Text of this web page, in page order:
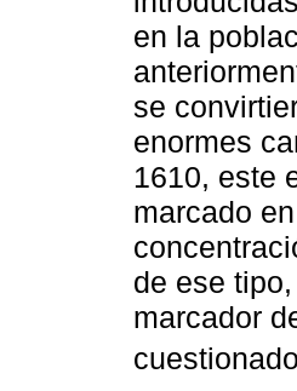
en la
se
enormes
1610, este
marcado
de ese
marcador